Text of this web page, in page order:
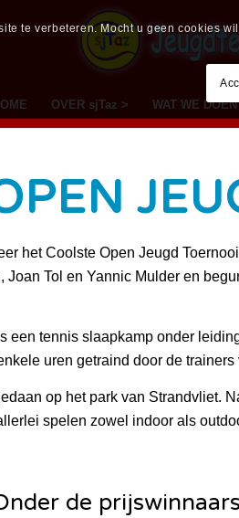
OVER sjTaz > WAT WE
het Coolste Open Jeugd
Tol en Yannic Mulder en
een tennis slaapkamp onder
uren getraind door de trainers
op het park van Strandvliet.
spelen zowel indoor als
de
te verbeteren. Mocht u geen cookies